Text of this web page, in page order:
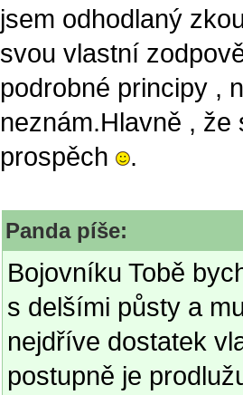
jsem odhodlaný
svou vlastní
podrobné principy ,
neznám.Hlavně ,
prospěch
.
Panda píše:
Bojovníku Tobě
s delšími půsty a
nejdříve dostatek
postupně je